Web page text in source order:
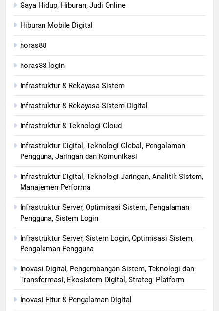
Gaya Hidup, Hiburan, Judi Online
Hiburan Mobile Digital
horas88
horas88 login
Infrastruktur & Rekayasa Sistem
Infrastruktur & Rekayasa Sistem Digital
Infrastruktur & Teknologi Cloud
Infrastruktur Digital, Teknologi Global, Pengalaman
Pengguna, Jaringan dan Komunikasi
Infrastruktur Digital, Teknologi Jaringan, Analitik Sistem,
Manajemen Performa
Infrastruktur Server, Optimisasi Sistem, Pengalaman
Pengguna, Sistem Login
Infrastruktur Server, Sistem Login, Optimisasi Sistem,
Pengalaman Pengguna
Inovasi Digital, Pengembangan Sistem, Teknologi dan
Transformasi, Ekosistem Digital, Strategi Platform
Inovasi Fitur & Pengalaman Digital